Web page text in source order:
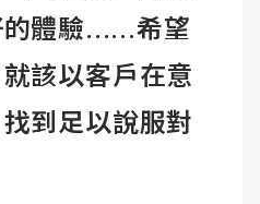
體驗......希望
該以客戶在意
到足以說服對